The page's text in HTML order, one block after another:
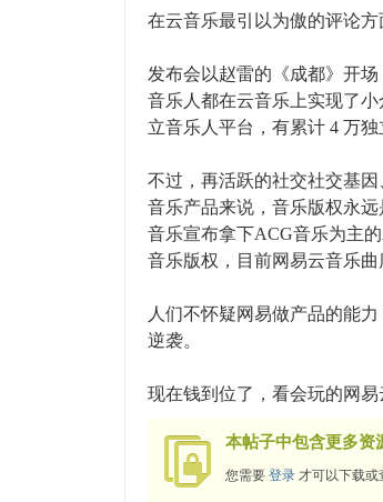
在云音乐最引以为傲的评论方
发布会以赵雷的《成都》开
音乐人都在云音乐上实现了
立音乐人平台，有累计 4 万
不过，再活跃的社交社交基
音乐产品来说，音乐版权永
音乐宣布拿下ACG音乐为主
音乐版权，目前网易云音乐
人们不怀疑网易做产品的能
逆袭。
现在钱到位了，看会玩的网易
本帖子中包含更多资
您需要 登录 才可以下载或